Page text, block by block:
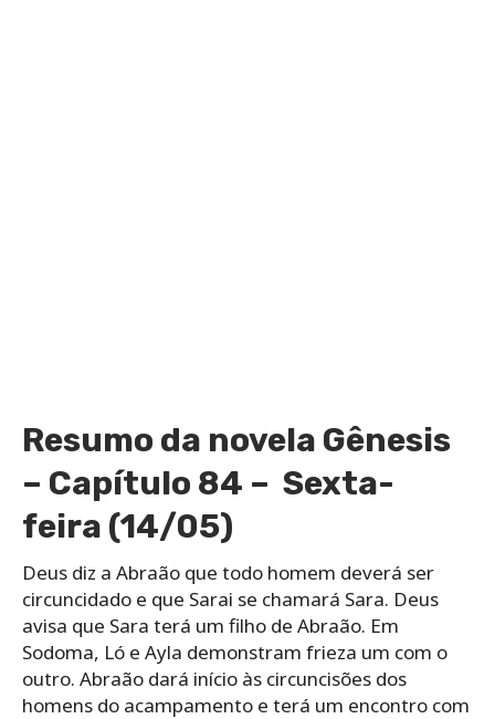
Resumo da novela Gênesis
– Capítulo 84 – Sexta-
feira (14/05)
Deus diz a Abraão que todo homem deverá ser
circuncidado e que Sarai se chamará Sara. Deus
avisa que Sara terá um filho de Abraão. Em
Sodoma, Ló e Ayla demonstram frieza um com o
outro. Abraão dará início às circuncisões dos
homens do acampamento e terá um encontro com